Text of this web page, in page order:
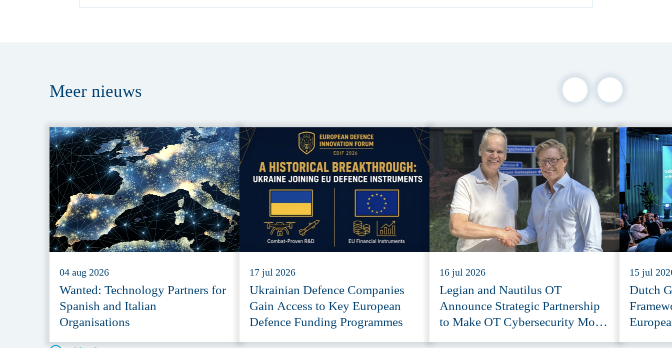
Meer nieuws
04 aug 2026
Wanted: Technology Partners for
Spanish and Italian
Organisations
17 jul 2026
Ukrainian Defence Companies
Gain Access to Key European
Defence Funding Programmes
16 jul 2026
Legian and Nautilus OT
Announce Strategic Partnership
to Make OT Cybersecurity More
15 jul
Dutch